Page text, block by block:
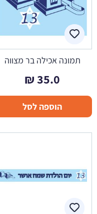
תמונה אכילה בר מצווה
35.0
₪
הוספה לסל